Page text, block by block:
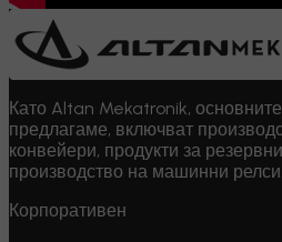
Като Altan Mekatronik, основните
предлагаме, включват
конвейери, продукти за
производство на машинни релси.
Корпоративен